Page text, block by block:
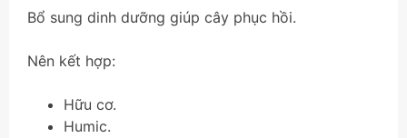
Bổ sung dinh dưỡng giúp cây phục hồi.
Nên kết hợp:
Hữu cơ.
Humic.